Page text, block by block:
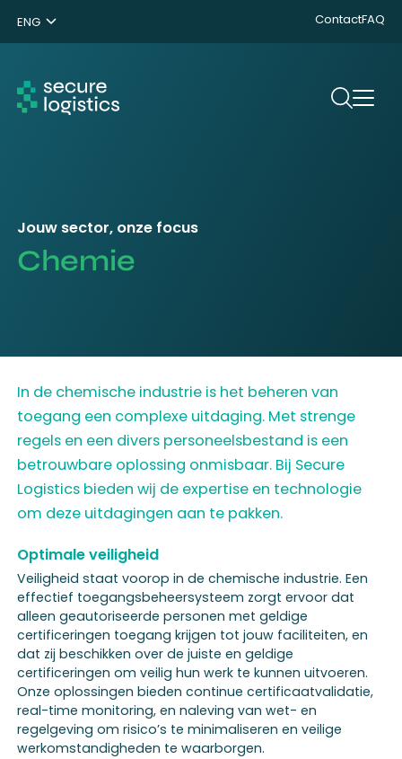
ENG
NL
DE
ContactFAQ
Jouw sector, onze focus
Chemie
In de chemische industrie is het beheren van
toegang een complexe uitdaging. Met strenge
regels en een divers personeelsbestand is een
betrouwbare oplossing onmisbaar. Bij Secure
Logistics bieden wij de expertise en technologie
om deze uitdagingen aan te pakken.
Optimale veiligheid
Veiligheid staat voorop in de chemische industrie. Een
effectief toegangsbeheersysteem zorgt ervoor dat
alleen geautoriseerde personen met geldige
certificeringen toegang krijgen tot jouw faciliteiten, en
dat zij beschikken over de juiste en geldige
certificeringen om veilig hun werk te kunnen uitvoeren.
Onze oplossingen bieden continue certificaatvalidatie,
real-time monitoring, en naleving van wet- en
regelgeving om risico’s te minimaliseren en veilige
werkomstandigheden te waarborgen.